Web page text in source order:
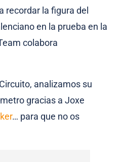
recordar la figura del
en la prueba en la
colabora
analizamos su
gracias a Joxe
… para que no os